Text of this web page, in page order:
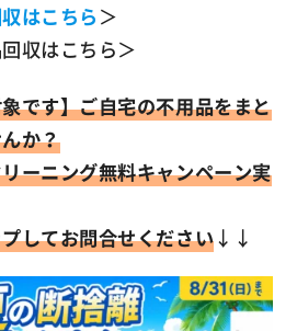
はこちら＞
収はこちら＞
です】ご自宅の不用品をまと
か？
ーニング無料キャンペーン実
してお問合せください↓↓